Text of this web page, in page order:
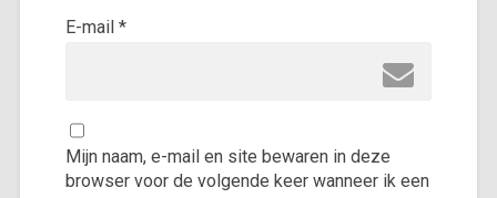
E-mail*
Mijn naam, e-mail en site bewaren in deze
browser voor de volgende keer wanneer ik een